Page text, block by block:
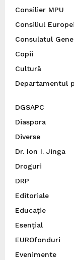
Consilier MPU
Consiliul Europei
Consulatul
Copii
Cultură
Departamentul
DGSAPC
Diaspora
Diverse
Dr. Ion I. Jinga
Droguri
DRP
Editoriale
Educație
Esențial
EUROfonduri
Evenimente